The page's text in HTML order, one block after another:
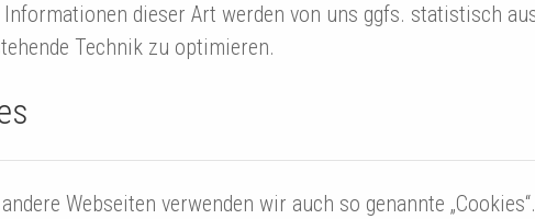
Informationen dieser Art werden von uns ggfs. statistisch
Technik zu optimieren.
Webseiten verwenden wir auch so genannte